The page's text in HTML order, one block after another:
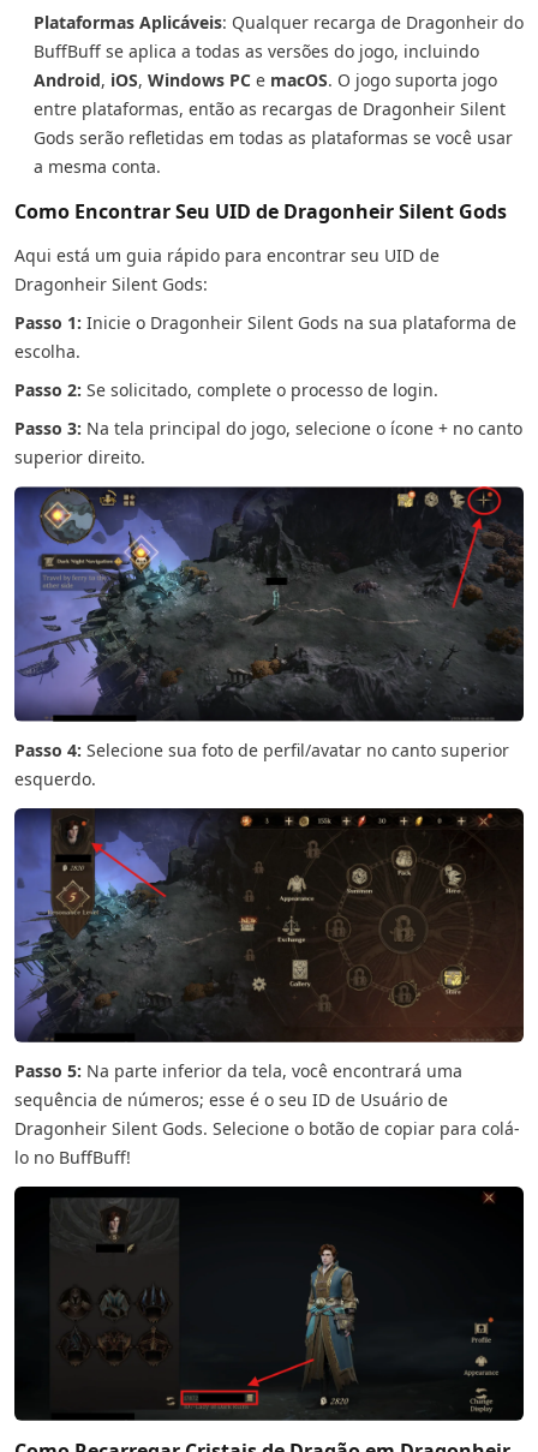
Plataformas Aplicáveis: Qualquer recarga de Dragonheir do
BuffBuff se aplica a todas as versões do jogo, incluindo
Android, iOS, Windows PC e macOS. O jogo suporta jogo
entre plataformas, então as recargas de Dragonheir Silent
Gods serão refletidas em todas as plataformas se você usar
a mesma conta.
Como Encontrar Seu UID de Dragonheir Silent Gods
Aqui está um guia rápido para encontrar seu UID de
Dragonheir Silent Gods:
Passo 1: Inicie o Dragonheir Silent Gods na sua plataforma de
escolha.
Passo 2: Se solicitado, complete o processo de login.
Passo 3: Na tela principal do jogo, selecione o ícone + no canto
superior direito.
Passo 4: Selecione sua foto de perfil/avatar no canto superior
esquerdo.
Passo 5: Na parte inferior da tela, você encontrará uma
sequência de números; esse é o seu ID de Usuário de
Dragonheir Silent Gods. Selecione o botão de copiar para colá-
lo no BuffBuff!